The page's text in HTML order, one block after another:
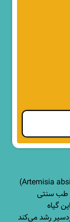
خواص افسنطین مقدمه افسنطین (Artemisia absinthium)
طب سنتی
گیاه
رشد می‌کند